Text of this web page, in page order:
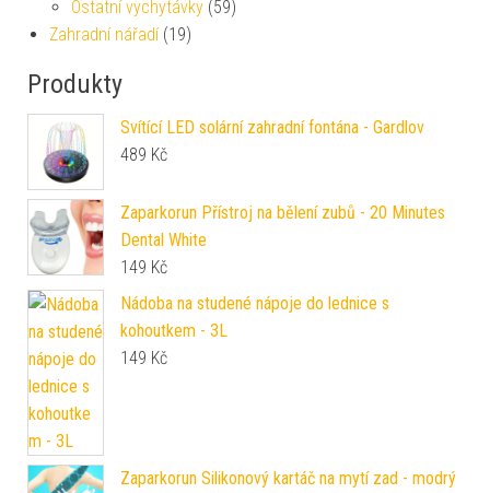
Ostatní vychytávky (59)
Zahradní nářadí (19)
Produkty
Svítící LED solární zahradní fontána - Gardlov
489 Kč
Zaparkorun Přístroj na bělení zubů - 20 Minutes
Dental White
149 Kč
Nádoba na studené nápoje do lednice s
kohoutkem - 3L
149 Kč
Zaparkorun Silikonový kartáč na mytí zad - modrý